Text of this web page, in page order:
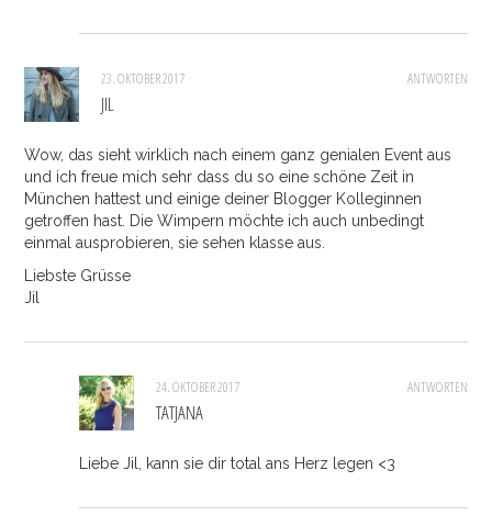
ANTWORTEN
23. OKTOBER 2017
JIL
Wow, das sieht wirklich nach einem ganz genialen Event aus
und ich freue mich sehr dass du so eine schöne Zeit in
München hattest und einige deiner Blogger Kolleginnen
getroffen hast. Die Wimpern möchte ich auch unbedingt
einmal ausprobieren, sie sehen klasse aus.
Liebste Grüsse
Jil
ANTWORTEN
24. OKTOBER 2017
TATJANA
Liebe Jil, kann sie dir total ans Herz legen <3